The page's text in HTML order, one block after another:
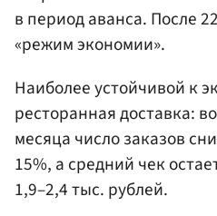
в период аванса. После
«режим экономии».
Наиболее устойчивой к
ресторанная доставка:
месяца число заказов
15%, а средний чек
1,9–2,4 тыс. рублей.